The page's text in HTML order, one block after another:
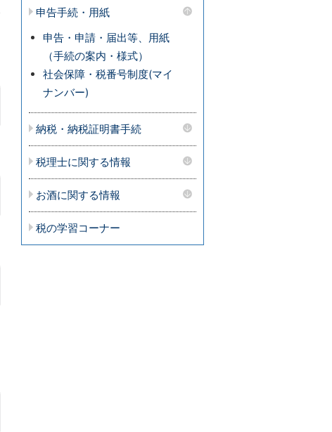
申告手続・用紙
申告・申請・届出等、用紙
（手続の案内・様式）
社会保障・税番号制度(マイ
ナンバー)
納税・納税証明書手続
税理士に関する情報
お酒に関する情報
税の学習コーナー